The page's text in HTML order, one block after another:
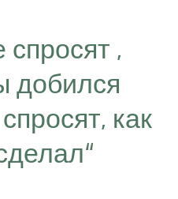
спросят ,
добился
как